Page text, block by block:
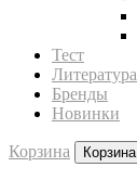
Тест
Литература
Бренды
Новинки
Корзина Корзина